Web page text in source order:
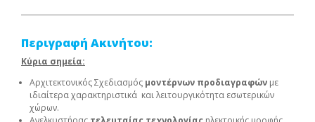
Περιγραφή Ακινήτου:
Κύρια σημεία:
Αρχιτεκτονικός Σχεδιασμός μοντέρνων προδιαγραφών με
ιδιαίτερα χαρακτηριστικά και λειτουργικότητα εσωτερικών
χώρων.